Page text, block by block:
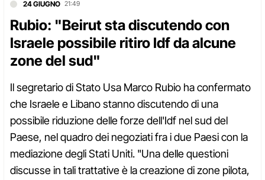
24 GIUGNO 21:49
Rubio: "Beirut sta discutendo con
Israele possibile ritiro Idf da alcune
zone del sud"
Il segretario di Stato Usa Marco Rubio ha confermato
che Israele e Libano stanno discutendo di una
possibile riduzione delle forze dell'Idf nel sud del
Paese, nel quadro dei negoziati fra i due Paesi con la
mediazione degli Stati Uniti. "Una delle questioni
discusse in tali trattative è la creazione di zone pilota,